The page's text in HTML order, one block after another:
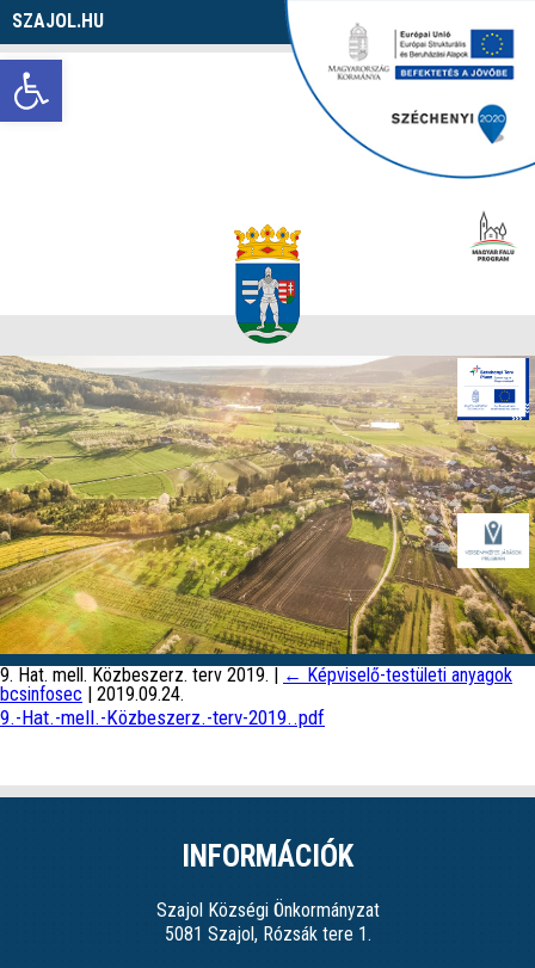
Eszköztár megnyitása
SZAJOL.HU
9. Hat. mell. Közbeszerz. terv 2019. | ← Képviselő-testületi anyagok
bcsinfosec | 2019.09.24.
9.-Hat.-mell.-Közbeszerz.-terv-2019..pdf
INFORMÁCIÓK
Szajol Községi Önkormányzat
5081 Szajol, Rózsák tere 1.